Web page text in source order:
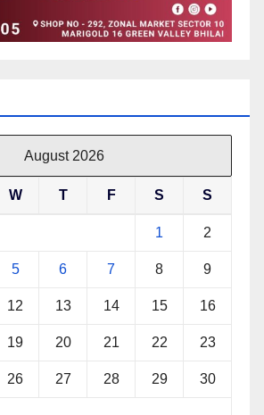
August 2026
W T F S S
1 2
5 6 7 8 9
12 13 14 15 16
19 20 21 22 23
26 27 28 29 30